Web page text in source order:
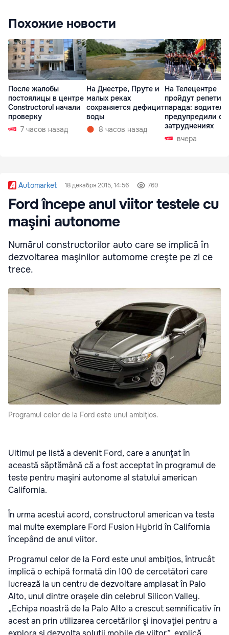
Похожие новости
После жалобы
постоялицы в центре
Constructorul начали
проверку
7 часов назад
На Днестре, Пруте и
малых реках
сохраняется дефицит
воды
8 часов назад
На Телецентре
пройдут
парада:
предупредили о
затруднениях
вчера
Automarket 18 декабря 2015, 14:56 769
Ford începe anul viitor testele cu
maşini autonome
Numărul constructorilor auto care se implică în
dezvoltarea maşinilor automome creşte pe zi ce
trece.
Programul celor de la Ford este unul ambiţios.
Ultimul pe listă a devenit Ford, care a anunţat în
această săptămână că a fost acceptat în programul de
teste pentru maşini autonome al statului american
California.
În urma acestui acord, constructorul american va testa
mai multe exemplare Ford Fusion Hybrid în California
începând de anul viitor.
Programul celor de la Ford este unul ambiţios, întrucât
implică o echipă formată din 100 de cercetători care
lucrează la un centru de dezvoltare amplasat în Palo
Alto, unul dintre oraşele din celebrul Silicon Valley.
„Echipa noastră de la Palo Alto a crescut semnificativ în
acest an prin utilizarea cercetărilor şi inovaţiei pentru a